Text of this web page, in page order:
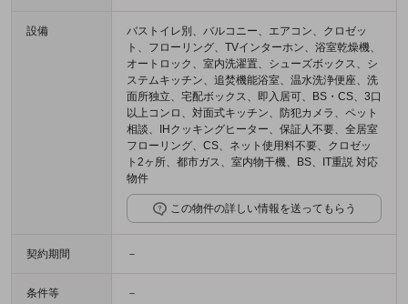
設備
バストイレ別、バルコニー、エアコン、クロゼッ
ト、フローリング、TVインターホン、浴室乾燥機、
オートロック、室内洗濯置、シューズボックス、シ
ステムキッチン、追焚機能浴室、温水洗浄便座、洗
面所独立、宅配ボックス、即入居可、BS・CS、3口
以上コンロ、対面式キッチン、防犯カメラ、ペット
相談、IHクッキングヒーター、保証人不要、全居室
フローリング、CS、ネット使用料不要、クロゼッ
ト2ヶ所、都市ガス、室内物干機、BS、IT重説 対応
物件
この物件の詳しい情報を送ってもらう
契約期間 －
条件等 －